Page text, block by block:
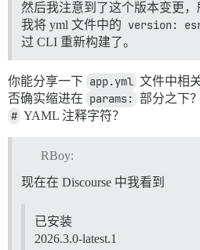
然后我注意到了这个版本变更，
我将 yml 文件中的 version:
过 CLI 重新构建了。
你能分享一下 app.yml 文件中相
否确实缩进在 params: 部分之下
# YAML 注释字符？
RBoy:
现在在 Discourse 中我看到
已安装
2026.3.0-latest.1